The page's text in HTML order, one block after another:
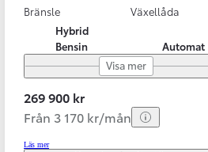
Bränsle
Hybrid
Bensin
Växellåda
Automat
Visa mer
269 900 kr
Från 3 170 kr/mån
Läs mer